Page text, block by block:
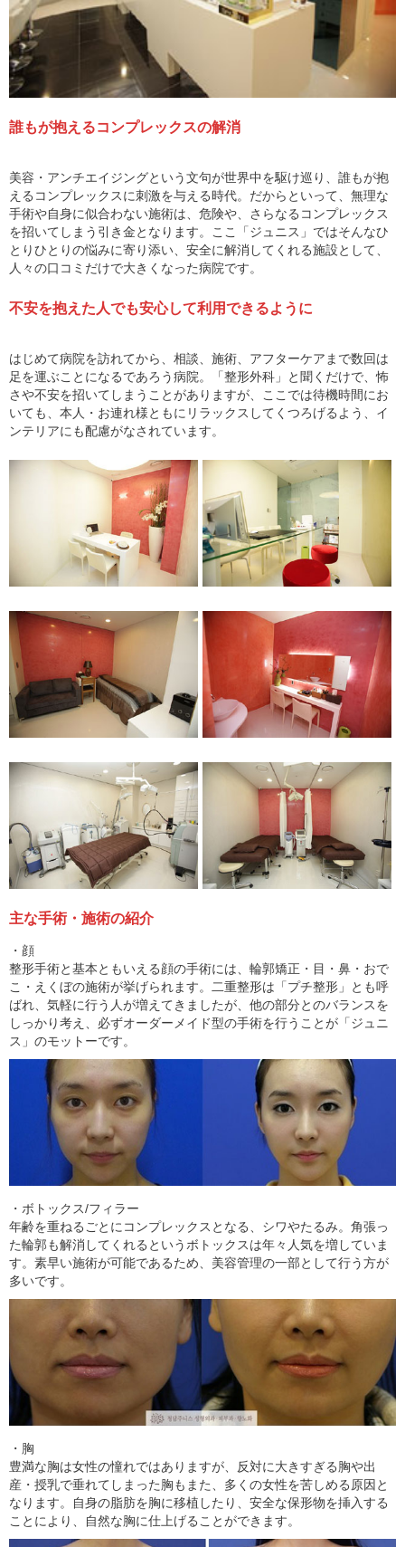
誰もが抱えるコンプレックスの解消
美容・アンチエイジングという文句が世界中を駆け巡り、誰もが抱
えるコンプレックスに刺激を与える時代。だからといって、無理な
手術や自身に似合わない施術は、危険や、さらなるコンプレックス
を招いてしまう引き金となります。ここ「ジュニス」ではそんなひ
とりひとりの悩みに寄り添い、安全に解消してくれる施設として、
人々の口コミだけで大きくなった病院です。
不安を抱えた人でも安心して利用できるように
はじめて病院を訪れてから、相談、施術、アフターケアまで数回は
足を運ぶことになるであろう病院。「整形外科」と聞くだけで、怖
さや不安を招いてしまうことがありますが、ここでは待機時間にお
いても、本人・お連れ様ともにリラックスしてくつろげるよう、イ
ンテリアにも配慮がなされています。
主な手術・施術の紹介
・顔
整形手術と基本ともいえる顔の手術には、輪郭矯正・目・鼻・おで
こ・えくぼの施術が挙げられます。二重整形は「プチ整形」とも呼
ばれ、気軽に行う人が増えてきましたが、他の部分とのバランスを
しっかり考え、必ずオーダーメイド型の手術を行うことが「ジュニ
ス」のモットーです。
・ボトックス/フィラー
年齢を重ねるごとにコンプレックスとなる、シワやたるみ。角張っ
た輪郭も解消してくれるというボトックスは年々人気を増していま
す。素早い施術が可能であるため、美容管理の一部として行う方が
多いです。
・胸
豊満な胸は女性の憧れではありますが、反対に大きすぎる胸や出
産・授乳で垂れてしまった胸もまた、多くの女性を苦しめる原因と
なります。自身の脂肪を胸に移植したり、安全な保形物を挿入する
ことにより、自然な胸に仕上げることができます。